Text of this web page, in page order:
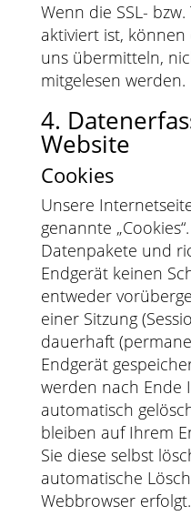
Wenn die SSL-
aktiviert ist,
uns übermitteln,
mitgelesen werden.
4.
Website
Cookies
Unsere
genannte
Datenpakete und
Endgerät keinen
entweder
einer Sitzung
dauerhaft
Endgerät
werden nach Ende
automatisch
bleiben auf Ihrem
Sie diese selbst
automatische
Webbrowser erfolgt.